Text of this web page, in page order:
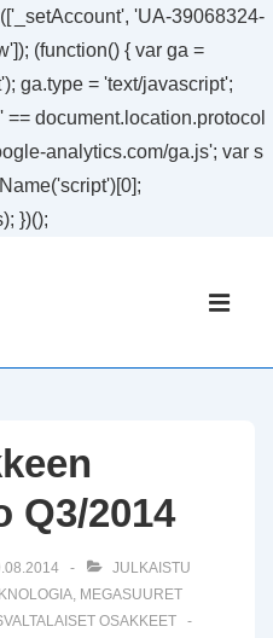
'UA-39068324-
(function() { var ga =
ga.type = 'text/javascript';
document.location.protocol
analytics.com/ga.js'; var s
})();
Q3/2014
JULKAISTU
, MEGASUURET
OSAKKEET